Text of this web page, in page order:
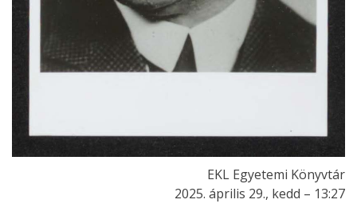
EKL Egyetemi Könyvtár
2025. április 29., kedd – 13:27